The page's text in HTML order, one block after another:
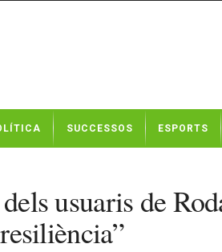
SUCCESSOS ESPORTS
usuaris de